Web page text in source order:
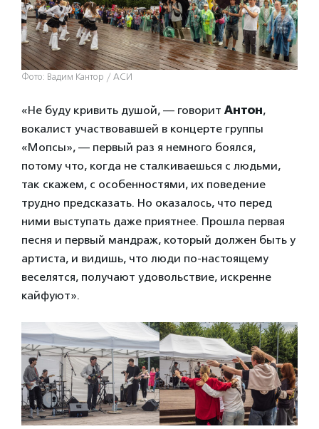
Фото: Вадим Кантор / АСИ
«Не буду кривить душой, — говорит Антон,
вокалист участвовавшей в концерте группы
«Мопсы», — первый раз я немного боялся,
потому что, когда не сталкиваешься с людьми,
так скажем, с особенностями, их поведение
трудно предсказать. Но оказалось, что перед
ними выступать даже приятнее. Прошла первая
песня и первый мандраж, который должен быть у
артиста, и видишь, что люди по-настоящему
веселятся, получают удовольствие, искренне
кайфуют».